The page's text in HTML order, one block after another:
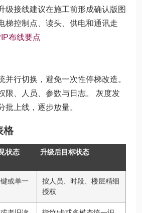
级接线建议在施工前形成确认版图
梯控制点、读头、供电和通讯走
布线要点
并行切换，避免一次性停梯改造。
限、人员、参数与日志。 灰度发
批上线，逐步放量。
格
状态 升级后目标状态
或单一
按人员、时段、楼层精细
授权